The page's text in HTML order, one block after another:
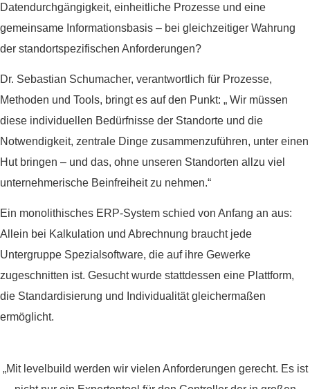
Datendurchgängigkeit, einheitliche Prozesse und eine
gemeinsame Informationsbasis – bei gleichzeitiger Wahrung
der standortspezifischen Anforderungen?
Dr. Sebastian Schumacher, verantwortlich für Prozesse,
Methoden und Tools, bringt es auf den Punkt: „ Wir müssen
diese individuellen Bedürfnisse der Standorte und die
Notwendigkeit, zentrale Dinge zusammenzuführen, unter einen
Hut bringen – und das, ohne unseren Standorten allzu viel
unternehmerische Beinfreiheit zu nehmen.“
Ein monolithisches ERP-System schied von Anfang an aus:
Allein bei Kalkulation und Abrechnung braucht jede
Untergruppe Spezialsoftware, die auf ihre Gewerke
zugeschnitten ist. Gesucht wurde stattdessen eine Plattform,
die Standardisierung und Individualität gleichermaßen
ermöglicht.
„Mit levelbuild werden wir vielen Anforderungen gerecht. Es ist